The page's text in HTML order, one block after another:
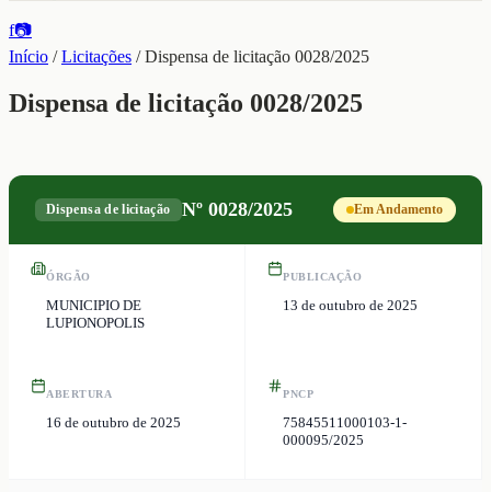
f📷
Início /Licitações /Dispensa de licitação 0028/2025
Dispensa de licitação 0028/2025
Dispensa de licitação Nº 0028/2025 Em Andamento
ÓRGÃO
MUNICIPIO DE
LUPIONOPOLIS
PUBLICAÇÃO
13 de outubro de 2025
ABERTURA
16 de outubro de 2025
PNCP
75845511000103-1-
000095/2025